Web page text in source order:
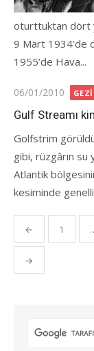
oturttuktan dört
9 Mart 1934’de
1955’de Hava...
Posted
on
06/01/2010 GEZI
Gulf Streamı
Golfstrim
gibi, rüzgârın su
Atlantik
kesiminde
Yazı
gezinmesi
← 1
→